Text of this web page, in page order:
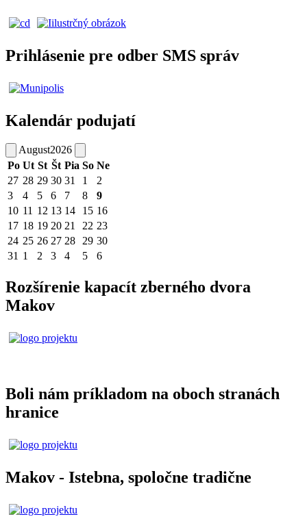
Prihlásenie pre odber SMS správ
Kalendár podujatí
August2026
Po Ut St Št Pia So Ne
27 28 29 30 31 1
2
3
4 5 6 7 8
9
10 11 12 13 14 15 16
17 18 19 20 21 22 23
24 25 26 27 28 29 30
31 1 2 3 4 5 6
Rozšírenie kapacít zberného dvora
Makov
Boli nám príkladom na oboch stranách
hranice
Makov - Istebna, spoločne tradične